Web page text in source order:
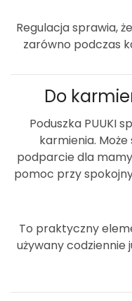
Regulacja sprawia,
zarówno podczas
Do
Poduszka PUUKI
karmienia. Może
podparcie dla
pomoc przy
To praktyczny
używany codziennie